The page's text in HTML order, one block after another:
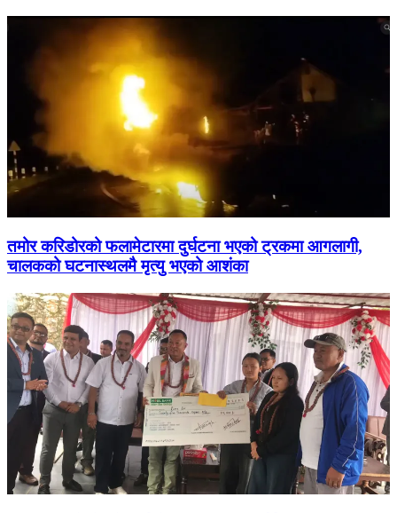
तमोर करिडोरको फलामेटारमा दुर्घटना भएको ट्रकमा आगलागी,
चालकको घटनास्थलमै मृत्यु भएको आशंका